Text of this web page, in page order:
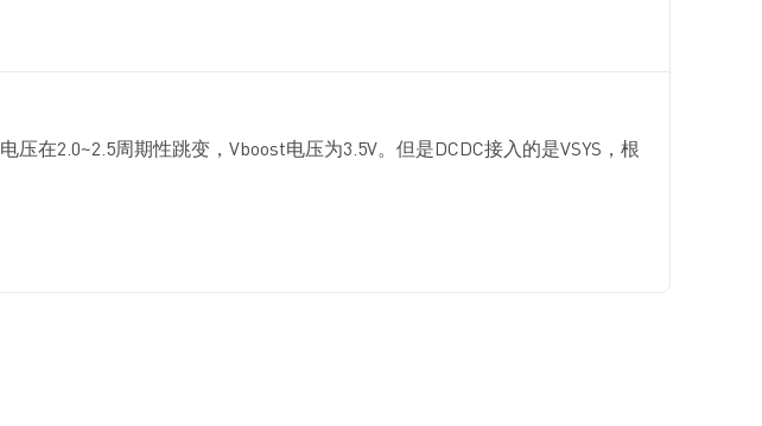
在2.0~2.5周期性跳变，Vboost电压为3.5V。但是DCDC接入的是VSYS，根